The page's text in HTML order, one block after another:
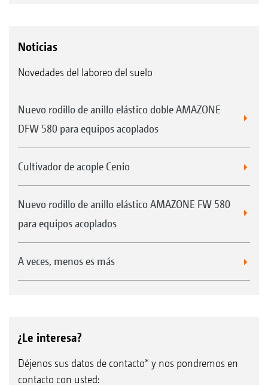
Noticias
Novedades del laboreo del suelo
Nuevo rodillo de anillo elástico doble AMAZONE
DFW 580 para equipos acoplados
Cultivador de acople Cenio
Nuevo rodillo de anillo elástico AMAZONE FW 580
para equipos acoplados
A veces, menos es más
¿Le interesa?
Déjenos sus datos de contacto* y nos pondremos en
contacto con usted: